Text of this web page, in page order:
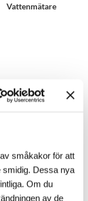
småkakor för att
smidig. Dessa nya
Om du
av de
Vattenmätare